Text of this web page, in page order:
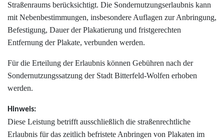
Straßenraums berücksichtigt. Die Sondernutzungserlaubnis kann
mit Nebenbestimmungen, insbesondere Auflagen zur Anbringung,
Befestigung, Dauer der Plakatierung und fristgerechten
Entfernung der Plakate, verbunden werden.
Für die Erteilung der Erlaubnis können Gebühren nach der
Sondernutzungssatzung der Stadt Bitterfeld-Wolfen erhoben
werden.
Hinweis:
Diese Leistung betrifft ausschließlich die straßenrechtliche
Erlaubnis für das zeitlich befristete Anbringen von Plakaten im